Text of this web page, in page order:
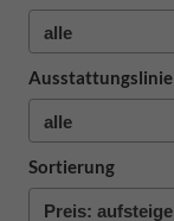
Ausstattungslinie
Sortierung